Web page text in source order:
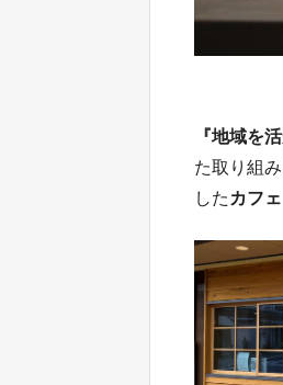
『地域を
た取り組
した カフ